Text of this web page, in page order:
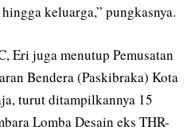
keluarga,” pungkasnya.
Eri juga menutup Pemusatan
Bendera (Paskibraka) Kota
turut ditampilkannya 15
Lomba Desain eks THR-